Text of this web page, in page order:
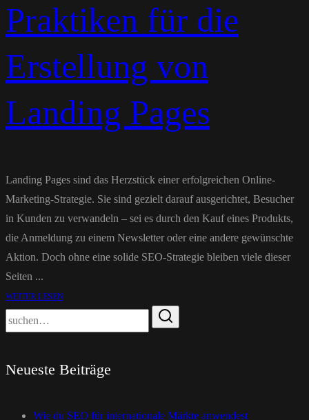
Praktiken für die
Erstellung von
Landing Pages
Landing Pages sind das Herzstück einer erfolgreichen Online-
Marketing-Strategie. Sie sind gezielt darauf ausgerichtet, Besucher
in Kunden zu verwandeln – sei es durch den Kauf eines Produkts,
die Anmeldung zu einem Newsletter oder eine andere gewünschte
Aktion. Doch ohne eine solide SEO-Strategie bleiben viele dieser
Seiten ...
WEITER LESEN
Neueste Beiträge
Wie du SEO für internationale Märkte anwendest